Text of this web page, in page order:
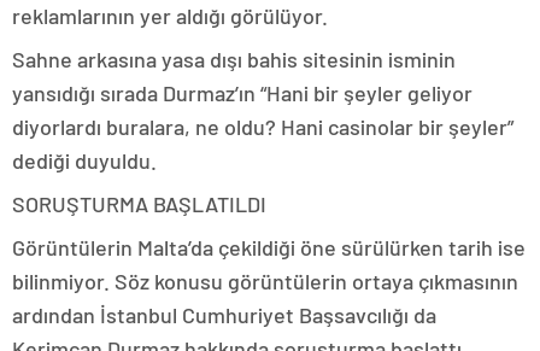
reklamlarının yer aldığı görülüyor.
Sahne arkasına yasa dışı bahis sitesinin isminin
yansıdığı sırada Durmaz’ın “Hani bir şeyler geliyor
diyorlardı buralara, ne oldu? Hani casinolar bir şeyler”
dediği duyuldu.
SORUŞTURMA BAŞLATILDI
Görüntülerin Malta’da çekildiği öne sürülürken tarih ise
bilinmiyor. Söz konusu görüntülerin ortaya çıkmasının
ardından İstanbul Cumhuriyet Başsavcılığı da